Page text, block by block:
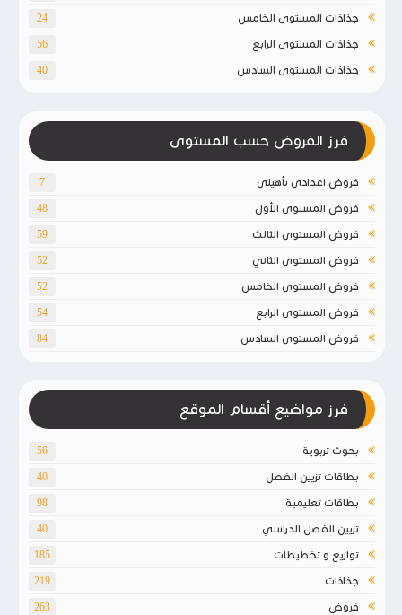
جذاذات المستوى الخامس 24
جذاذات المستوى الرابع 56
جذاذات المستوى السادس 40
فرز الفروض حسب المستوى
فروض اعدادي تأهيلي 7
فروض المستوى الأول 48
فروض المستوى الثالث 59
فروض المستوى الثاني 52
فروض المستوى الخامس 52
فروض المستوى الرابع 54
فروض المستوى السادس 84
فرز مواضيع أقسام الموقع
بحوث تربوية 56
بطاقات تزيين الفصل 40
بطاقات تعليمية 98
تزيين الفصل الدراسي 40
توازيع و تخطيطات 185
جذاذات 219
فروض 263